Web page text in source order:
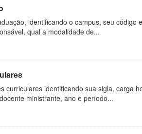
identificando o campus, seu
qual a modalidade de...
curriculares identificando sua sigla, carga
ministrante, ano e período...